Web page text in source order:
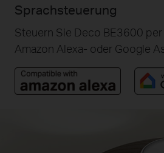
Sprachsteuerung
Steuern Sie Deco BE3600
Amazon Alexa- oder Google